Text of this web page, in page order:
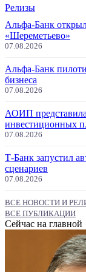
Релизы
Альфа-Банк
«Шереметьево»
07.08.2026
Альфа-Банк
бизнеса
07.08.2026
АОИП
инвестиционных
07.08.2026
Т-Банк запустил
сценариев
07.08.2026
ВСЕ НОВОСТИ И
ВСЕ ПУБЛИКАЦИИ
Сейчас на главной